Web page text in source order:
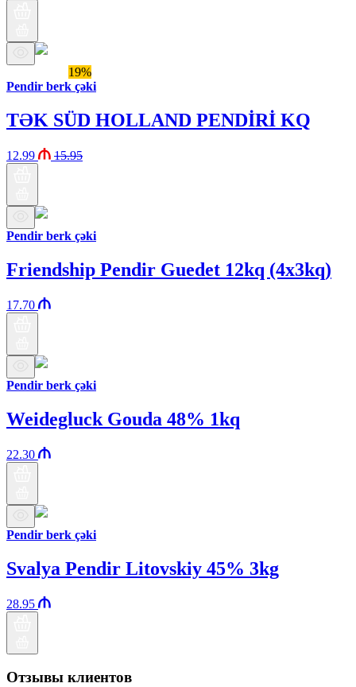
19%
Pendir berk çəki
TƏK SÜD HOLLAND PENDİRİ KQ
12.99 15.95
Pendir berk çəki
Friendship Pendir Guedet 12kq (4x3kq)
17.70
Pendir berk çəki
Weidegluck Gouda 48% 1kq
22.30
Pendir berk çəki
Svalya Pendir Litovskiy 45% 3kg
28.95
Отзывы клиентов